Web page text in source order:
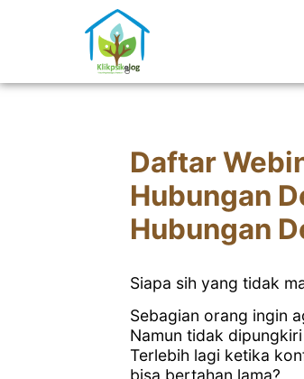
Daftar
Hubungan
Hubungan
Siapa sih yang tidak
Sebagian orang ingin
Namun tidak
Terlebih lagi ketika